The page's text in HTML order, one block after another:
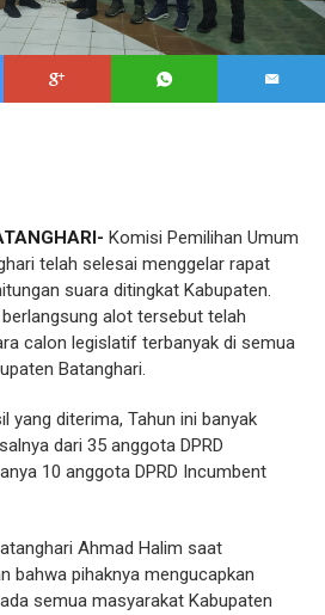
Komisi Pemilihan Umum
telah selesai menggelar rapat
suara ditingkat Kabupaten.
alot tersebut telah
calon legislatif terbanyak di semua
Batanghari.
yang diterima, Tahun ini banyak
dari 35 anggota DPRD
10 anggota DPRD Incumbent
Ahmad Halim saat
bahwa pihaknya mengucapkan
semua masyarakat Kabupaten